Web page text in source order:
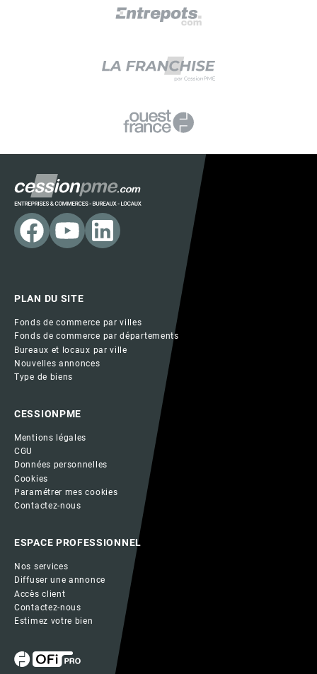
PLAN DU SITE
Fonds de commerce par villes
Fonds de commerce par départements
Bureaux et locaux par ville
Nouvelles annonces
Type de biens
CESSIONPME
Mentions légales
CGU
Données personnelles
Cookies
Paramétrer mes cookies
Contactez-nous
ESPACE PROFESSIONNEL
Nos services
Diffuser une annonce
Accès client
Contactez-nous
Estimez votre bien